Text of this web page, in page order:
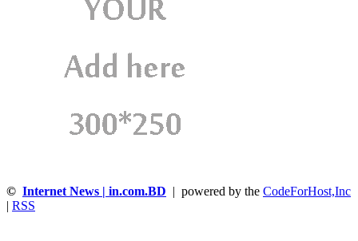
© Internet News | in.com.BD | powered by the CodeForHost,Inc
RSS